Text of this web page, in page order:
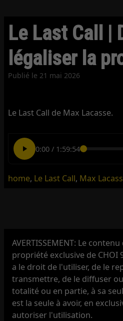
Le Last Call |
légaliser la
Publié le 21 mai 2026
Le Last Call de Max Lacasse.
0:00/ 1:59:54
home, Le Last Call, Max
AVERTISSEMENT: Le
propriété exclusive de CHOI
a le droit de l'utiliser, de le
transmettre, de le diffuser
totalité ou en partie, à sa
est la seule à avoir, en
autoriser l'utilisation.